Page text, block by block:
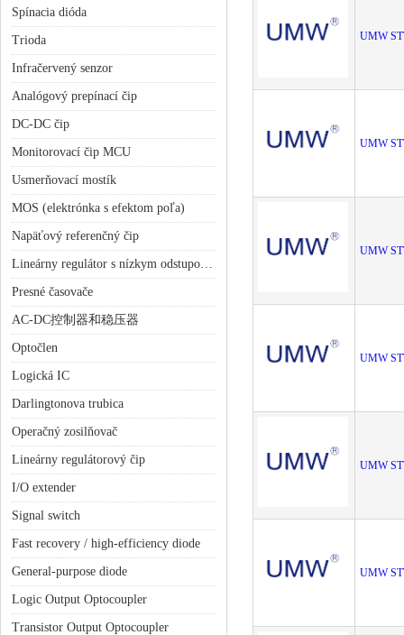
Spínacia dióda
Trioda
Infračervený senzor
Analógový prepínací čip
DC-DC čip
Monitorovací čip MCU
Usmerňovací mostík
MOS (elektrónka s efektom poľa)
Napäťový referenčný čip
Lineárny regulátor s nízkym odstupom (LDO)
Presné časovače
AC-DC控制器和稳压器
Optočlen
Logická IC
Darlingtonova trubica
Operačný zosilňovač
Lineárny regulátorový čip
I/O extender
Signal switch
Fast recovery / high-efficiency diode
General-purpose diode
Logic Output Optocoupler
Transistor Output Optocoupler
UMW
UMW
UMW
UMW
UMW
UMW